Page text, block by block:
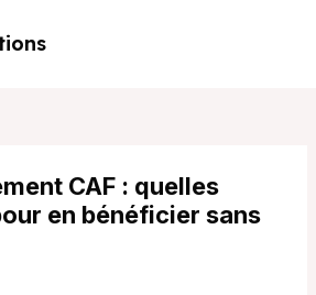
CAF : quelles
en bénéficier sans